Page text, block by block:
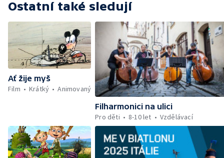
Ostatní také sledují
Ať žije myš
Film
Krátký
Animovaný
Filharmonici na ulici
Pro děti
8-10 let Vzdělávací